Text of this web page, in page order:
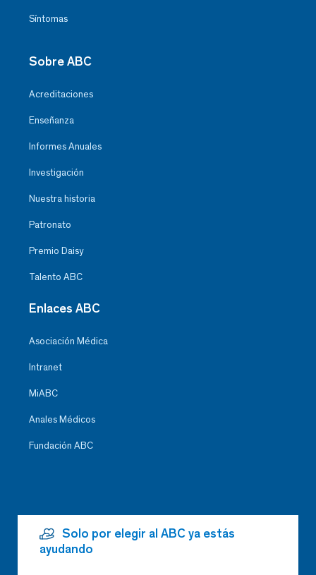
Síntomas
Sobre ABC
Acreditaciones
Enseñanza
Informes Anuales
Investigación
Nuestra historia
Patronato
Premio Daisy
Talento ABC
Enlaces ABC
Asociación Médica
Intranet
MiABC
Anales Médicos
Fundación ABC
Solo por elegir al ABC ya estás
ayudando